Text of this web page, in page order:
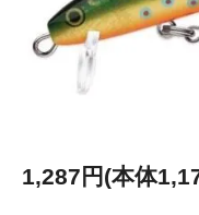
1,287円(本体